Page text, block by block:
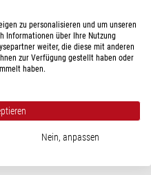
zu personalisieren und um unseren
Informationen über Ihre Nutzung
weiter, die diese mit anderen
zur Verfügung gestellt haben oder
haben.
Nein, anpassen